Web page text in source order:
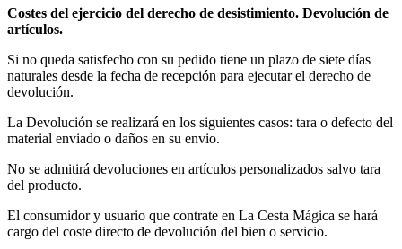
Costes del ejercicio del derecho de desistimiento. Devolución de
artículos.
Si no queda satisfecho con su pedido tiene un plazo de siete días
naturales desde la fecha de recepción para ejecutar el derecho de
devolución.
La Devolución se realizará en los siguientes casos: tara o defecto del
material enviado o daños en su envio.
No se admitirá devoluciones en artículos personalizados salvo tara
del producto.
El consumidor y usuario que contrate en La Cesta Mágica se hará
cargo del coste directo de devolución del bien o servicio.